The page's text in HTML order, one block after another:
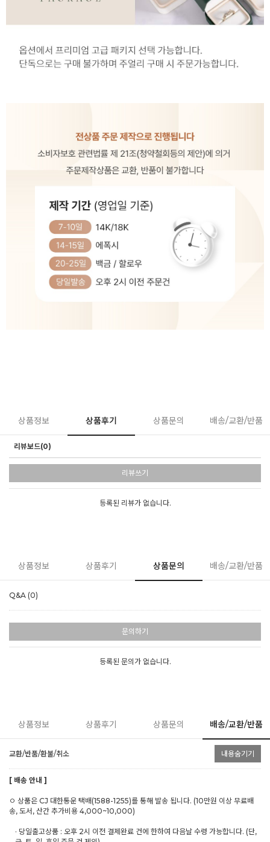
상품정보 상품후기 상품문의 배송/교환/반품
리뷰보드(0)
리뷰쓰기
등록된 리뷰가 없습니다.
상품정보 상품후기 상품문의 배송/교환/반품
Q&A (0)
문의하기
등록된 문의가 없습니다.
상품정보 상품후기 상품문의 배송/교환/반품
교환/반품/환불/취소 내용숨기기
[ 배송 안내 ]
ㅇ 상품은 CJ 대한통운 택배(1588-1255)를 통해 발송 됩니다. (10만원 이상 무료배
송, 도서, 산간 추가비용 4,000~10,000)
· 당일출고상품 : 오후 2시 이전 결제완료 건에 한하여 다음날 수령 가능합니다. (단,